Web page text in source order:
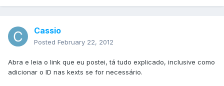
Cassio
Posted February 22, 2012
Abra e leia o link que eu postei, tá tudo explicado, inclusive como
adicionar o ID nas kexts se for necessário.